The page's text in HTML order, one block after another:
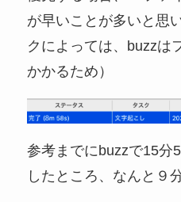
が早いことが多いと思
クによっては、buzzは
かかるため）
参考までにbuzzで15分
したところ、なんと９